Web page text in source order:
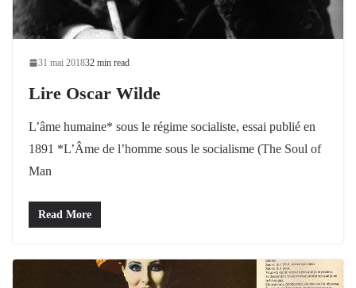
31 mai 201832 min read
Lire Oscar Wilde
L’âme humaine* sous le régime socialiste, essai publié en
1891 *L’Âme de l’homme sous le socialisme (The Soul of
Man
Read More